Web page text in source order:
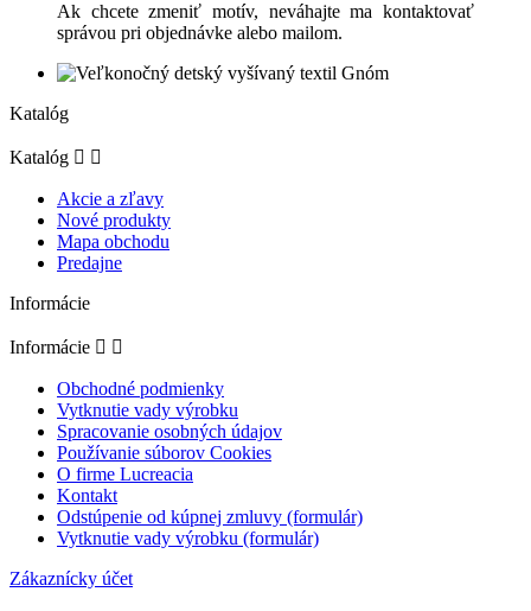
Ak chcete zmeniť motív, neváhajte ma kontaktovať
správou pri objednávke alebo mailom.
Katalóg
Katalóg  
Akcie a zľavy
Nové produkty
Mapa obchodu
Predajne
Informácie
Informácie  
Obchodné podmienky
Vytknutie vady výrobku
Spracovanie osobných údajov
Používanie súborov Cookies
O firme Lucreacia
Kontakt
Odstúpenie od kúpnej zmluvy (formulár)
Vytknutie vady výrobku (formulár)
Zákaznícky účet